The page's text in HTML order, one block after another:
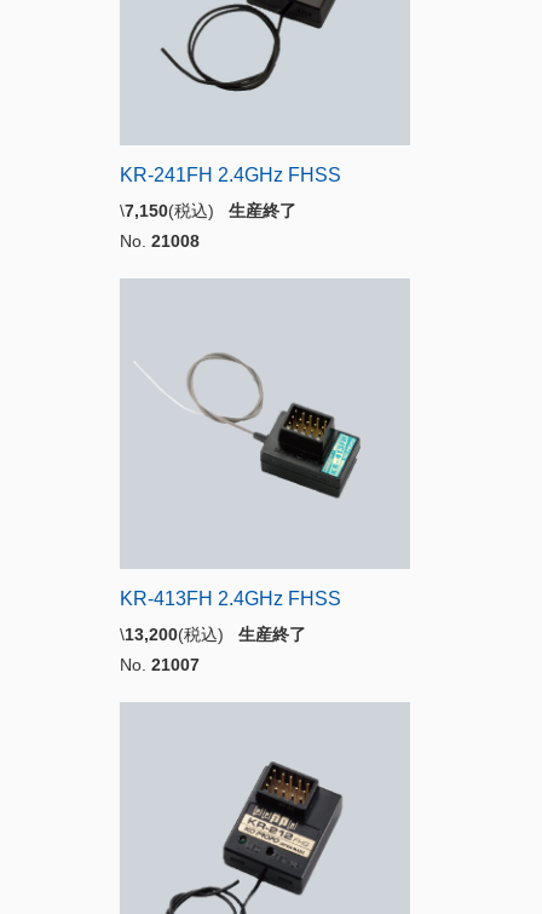
KR-241FH 2.4GHz FHSS
\7,150(税込) 生産終了
No. 21008
KR-413FH 2.4GHz FHSS
\13,200(税込) 生産終了
No. 21007